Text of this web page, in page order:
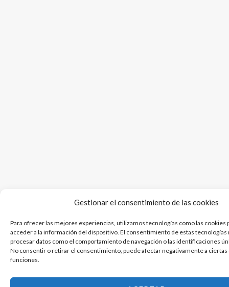
Gestionar el consentimiento de las cookies
Para ofrecer las mejores experiencias, utilizamos tecnologías como las cookies
acceder a la información del dispositivo. El consentimiento de estas
procesar datos como el comportamiento de navegación o las identificaciones
No consentir o retirar el consentimiento, puede afectar negativamente a
funciones.